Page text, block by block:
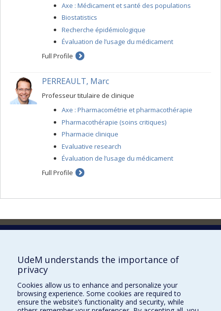
Axe : Médicament et santé des populations
Biostatistics
Recherche épidémiologique
Évaluation de l’usage du médicament
Full Profile
PERREAULT, Marc
Professeur titulaire de clinique
Axe : Pharmacométrie et pharmacothérapie
Pharmacothérapie (soins critiques)
Pharmacie clinique
Evaluative research
Évaluation de l’usage du médicament
Full Profile
Faculty of Pharmacy
2940, chemin de Polytechnique,
Montréal, Québec H3T 1J4
Tél. : 514 343-6422
Our Locations
UdeM understands the importance of
privacy
Cookies allow us to enhance and personalize your
browsing experience. Some cookies are required to
ensure the website’s functionality and security, while